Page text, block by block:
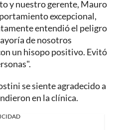
y nuestro gerente, Mauro
excepcional,
entendió el peligro
de nosotros
un hisopo positivo. Evitó
se siente agradecido a
en la clínica.